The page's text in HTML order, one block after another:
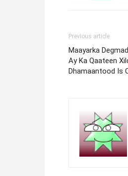
Previous article
Maayarka
Ay Ka Qaateen
Dhamaantood Is